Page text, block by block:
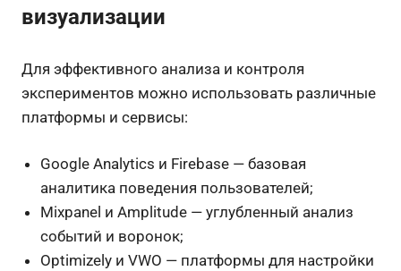
визуализации
Для эффективного анализа и контроля
экспериментов можно использовать различные
платформы и сервисы:
Google Analytics и Firebase — базовая
аналитика поведения пользователей;
Mixpanel и Amplitude — углубленный анализ
событий и воронок;
Optimizely и VWO — платформы для настройки